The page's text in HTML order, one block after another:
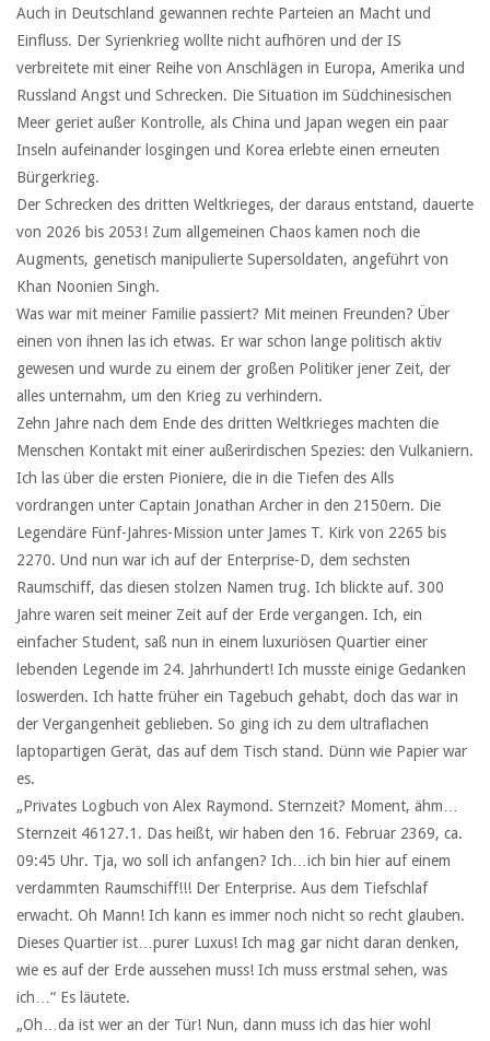
Auch in Deutschland gewannen rechte Parteien an Macht und
Einfluss. Der Syrienkrieg wollte nicht aufhören und der IS
verbreitete mit einer Reihe von Anschlägen in Europa, Amerika und
Russland Angst und Schrecken. Die Situation im Südchinesischen
Meer geriet außer Kontrolle, als China und Japan wegen ein paar
Inseln aufeinander losgingen und Korea erlebte einen erneuten
Bürgerkrieg.
Der Schrecken des dritten Weltkrieges, der daraus entstand, dauerte
von 2026 bis 2053! Zum allgemeinen Chaos kamen noch die
Augments, genetisch manipulierte Supersoldaten, angeführt von
Khan Noonien Singh.
Was war mit meiner Familie passiert? Mit meinen Freunden? Über
einen von ihnen las ich etwas. Er war schon lange politisch aktiv
gewesen und wurde zu einem der großen Politiker jener Zeit, der
alles unternahm, um den Krieg zu verhindern.
Zehn Jahre nach dem Ende des dritten Weltkrieges machten die
Menschen Kontakt mit einer außerirdischen Spezies: den Vulkaniern.
Ich las über die ersten Pioniere, die in die Tiefen des Alls
vordrangen unter Captain Jonathan Archer in den 2150ern. Die
Legendäre Fünf-Jahres-Mission unter James T. Kirk von 2265 bis
2270. Und nun war ich auf der Enterprise-D, dem sechsten
Raumschiff, das diesen stolzen Namen trug. Ich blickte auf. 300
Jahre waren seit meiner Zeit auf der Erde vergangen. Ich, ein
einfacher Student, saß nun in einem luxuriösen Quartier einer
lebenden Legende im 24. Jahrhundert! Ich musste einige Gedanken
loswerden. Ich hatte früher ein Tagebuch gehabt, doch das war in
der Vergangenheit geblieben. So ging ich zu dem ultraflachen
laptopartigen Gerät, das auf dem Tisch stand. Dünn wie Papier war
es.
„Privates Logbuch von Alex Raymond. Sternzeit? Moment, ähm…
Sternzeit 46127.1. Das heißt, wir haben den 16. Februar 2369, ca.
09:45 Uhr. Tja, wo soll ich anfangen? Ich…ich bin hier auf einem
verdammten Raumschiff!!! Der Enterprise. Aus dem Tiefschlaf
erwacht. Oh Mann! Ich kann es immer noch nicht so recht glauben.
Dieses Quartier ist…purer Luxus! Ich mag gar nicht daran denken,
wie es auf der Erde aussehen muss! Ich muss erstmal sehen, was
ich…“ Es läutete.
„Oh…da ist wer an der Tür! Nun, dann muss ich das hier wohl